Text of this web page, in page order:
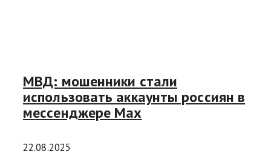
МВД: мошенники стали
использовать аккаунты россиян в
мессенджере Max
22.08.2025